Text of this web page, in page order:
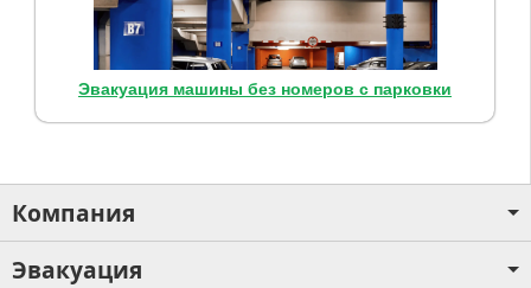
Эвакуация машины без номеров с парковки
Компания
Эвакуация